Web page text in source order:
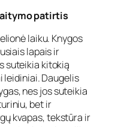
patirtis
laiku. Knygos
lapais ir
suteikia kitokią
leidiniai. Daugelis
nes jos suteikia
bet ir
kvapas, tekstūra ir